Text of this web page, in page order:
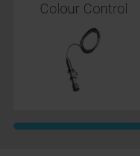
Colour Control